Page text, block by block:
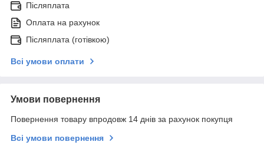
Післяплата
Оплата на рахунок
Післяплата (готівкою)
Всі умови оплати
Умови повернення
Повернення товару впродовж 14 днів за рахунок покупця
Всі умови повернення